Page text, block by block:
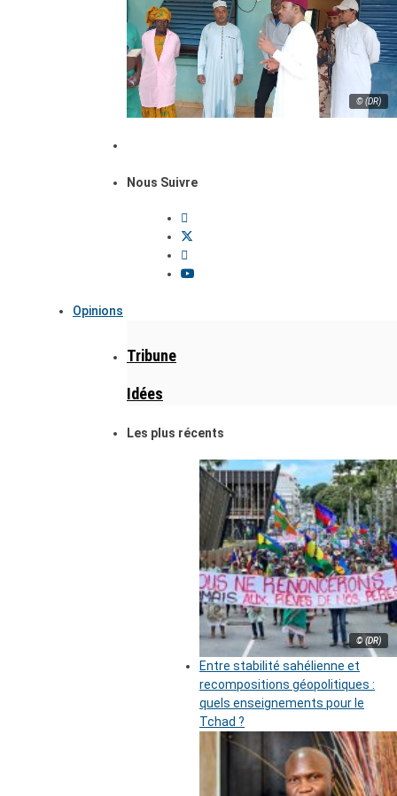
© (DR)
Nous Suivre
Opinions
Tribune
Idées
Les plus récents
© (DR)
Entre stabilité sahélienne et
recompositions géopolitiques :
quels enseignements pour le
Tchad ?